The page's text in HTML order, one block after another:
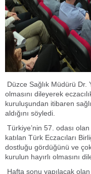
Düzce Sağlık Müdürü Dr.
olmasını dileyerek
kuruluşundan itibaren
aldığını söyledi.
Türkiye’nin 57. odası
katılan Türk Eczacıları
dostluğu gördüğünü ve
kurulun hayırlı olmasını
Hafta sonu yapılacak